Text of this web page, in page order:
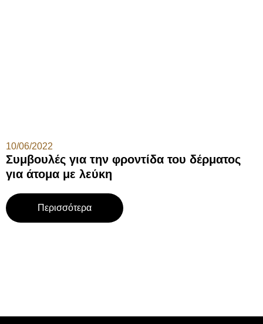
Συμβουλές για την φροντίδα του δέρματος
για άτομα με λεύκη
10/06/2022
Περισσότερα